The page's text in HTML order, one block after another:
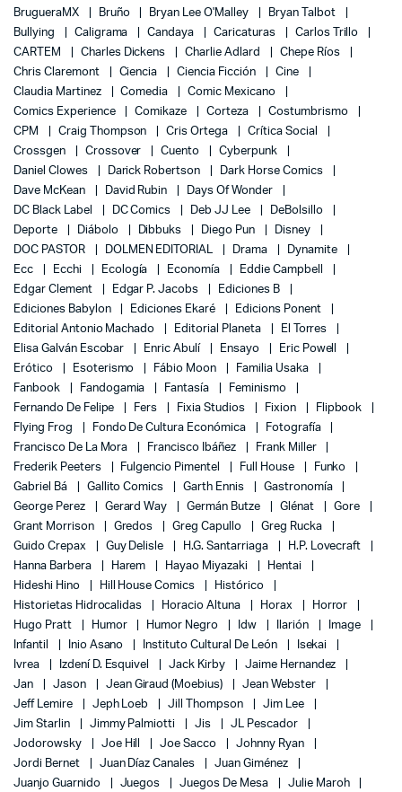
BrugueraMX
Bruño Bryan Lee O'Malley
Bryan Talbot
Bullying
Caligrama Candaya Caricaturas
Carlos Trillo
CARTEM
Charles Dickens Charlie Adlard
Chepe Ríos
Chris Claremont
Ciencia Ciencia Ficción
Cine
Claudia Martinez
Comedia
Comic Mexicano
Comics Experience
Comikaze Corteza
Costumbrismo
CPM
Craig Thompson Cris Ortega
Crítica Social
Crossgen
Crossover Cuento
Cyberpunk
Daniel Clowes
Darick Robertson
Dark Horse Comics
Dave McKean
David Rubin
Days Of Wonder
DC Black Label
DC Comics Deb JJ Lee
DeBolsillo
Deporte
Diábolo Dibbuks Diego Pun
Disney
DOC PASTOR
DOLMEN EDITORIAL Drama
Dynamite
Ecc
Ecchi Ecología Economía
Eddie Campbell
Edgar Clement
Edgar P. Jacobs
Ediciones B
Ediciones Babylon
Ediciones Ekaré
Edicions Ponent
Editorial Antonio Machado
Editorial Planeta
El Torres
Elisa Galván Escobar
Enric Abulí Ensayo
Eric Powell
Erótico
Esoterismo Fábio Moon
Familia Usaka
Fanbook
Fandogamia Fantasía
Feminismo
Fernando De Felipe
Fers Fixia Studios Fixion
Flipbook
Flying Frog
Fondo De Cultura Económica
Fotografía
Francisco De La Mora
Francisco Ibáñez
Frank Miller
Frederik Peeters
Fulgencio Pimentel Full House
Funko
Gabriel Bá
Gallito Comics Garth Ennis
Gastronomía
George Perez
Gerard Way Germán Butze Glénat
Gore
Grant Morrison
Gredos Greg Capullo
Greg Rucka
Guido Crepax
Guy Delisle H.G. Santarriaga
H.P. Lovecraft
Hanna Barbera
Harem Hayao Miyazaki
Hentai
Hideshi Hino
Hill House Comics
Histórico
Historietas Hidrocalidas
Horacio Altuna Horax
Horror
Hugo Pratt
Humor Humor Negro Idw Ilarión
Image
Infantil
Inio Asano Instituto Cultural De León
Isekai
Ivrea
Izdení D. Esquivel Jack Kirby
Jaime Hernandez
Jan
Jason Jean Giraud (Moebius)
Jean Webster
Jeff Lemire
Jeph Loeb Jill Thompson
Jim Lee
Jim Starlin
Jimmy Palmiotti Jis
JL Pescador
Jodorowsky
Joe Hill Joe Sacco
Johnny Ryan
Jordi Bernet
Juan Díaz Canales
Juan Giménez
Juanjo Guarnido
Juegos Juegos De Mesa
Julie Maroh